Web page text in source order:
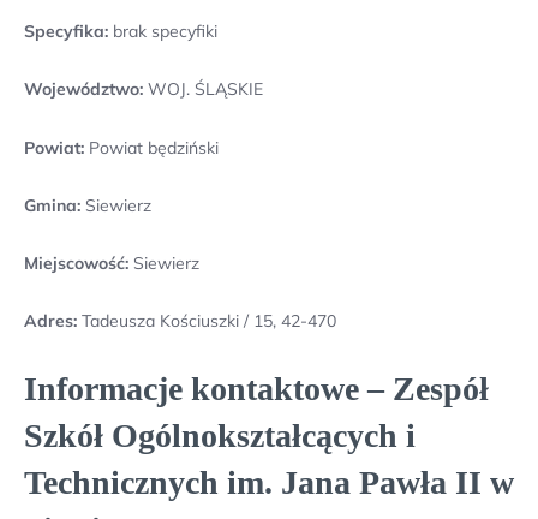
Specyfika: brak specyfiki
Województwo: WOJ. ŚLĄSKIE
Powiat: Powiat będziński
Gmina: Siewierz
Miejscowość: Siewierz
Adres: Tadeusza Kościuszki / 15, 42-470
Informacje kontaktowe – Zespół
Szkół Ogólnokształcących i
Technicznych im. Jana Pawła II w